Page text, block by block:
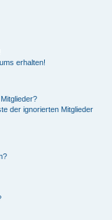
erhalten!
der ignorierten Mitglieder